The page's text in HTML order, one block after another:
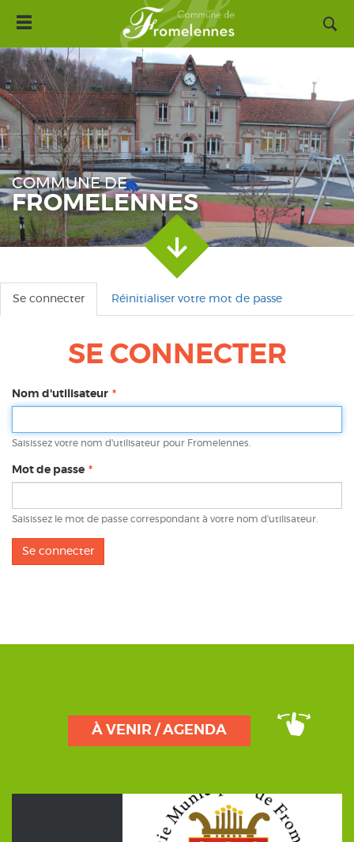
Aller
contenu
principal
Toggle
navigation
COMMUNE DE
FROMELENNES
Onglets
principaux
Se connecter(onglet
actif)
Réinitialiser votre mot de passe
SE CONNECTER
Nom d'utilisateur
Saisissez votre nom d'utilisateur pour Fromelennes.
Mot de passe
Saisissez le mot de passe correspondant à votre nom d'utilisateur.
Se connecter
À VENIR / AGENDA